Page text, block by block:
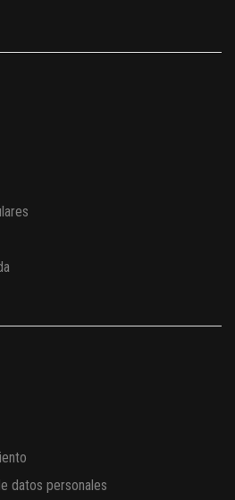
datos personales